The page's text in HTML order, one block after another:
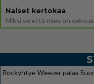
Naiset kertokaa
Rockyhtye Weezer palaa